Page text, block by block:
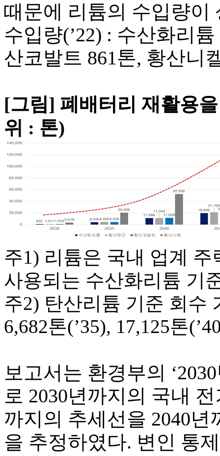
때문에 리튬의 수입량이
수입량(’22) : 수산화리
산코발트 861톤, 황산니
[그림] 폐배터리 재활용
위 : 톤)
주1) 리튬은 국내 업계
사용되는 수산화리튬 기
주2) 탄산리튬 기준 회수
6,682톤(’35), 17,125톤
보고서는 환경부의
로 2030년까지의 국내
까지의 추세선을 2040
을 추정하였다. 변인 통